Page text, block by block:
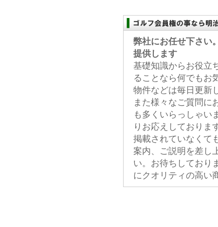
弊社にお任せ下さい
提供します
基礎知識からお役立
ることなら何でもお
物件などは毎日更新
また様々なご質問に
も多くいらっしゃい
りお応えしておりま
掲載されていなくて
案内、ご説明を差し
い。お待ちしており
にクオリティの高い